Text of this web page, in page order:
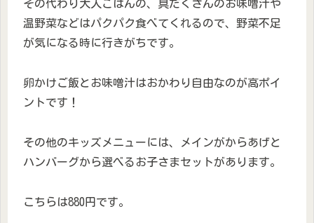
その代わり大人ごはんの、具だくさんのお味噌汁や
温野菜などはパクパク食べてくれるので、野菜不足
が気になる時に行きがちです。
卵かけご飯とお味噌汁はおかわり自由なのが高ポイ
ントです！
その他のキッズメニューには、メインがからあげと
ハンバーグから選べるお子さまセットがあります。
こちらは880円です。